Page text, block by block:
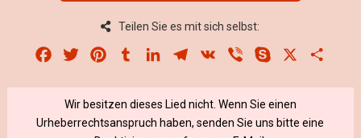
Teilen Sie es mit sich selbst:
Facebook
Twitter PinterestTumblrLinkedInTelegram
VK Viber Skype
Wir besitzen dieses Lied nicht. Wenn Sie einen
Urheberrechtsanspruch haben, senden Sie uns bitte eine